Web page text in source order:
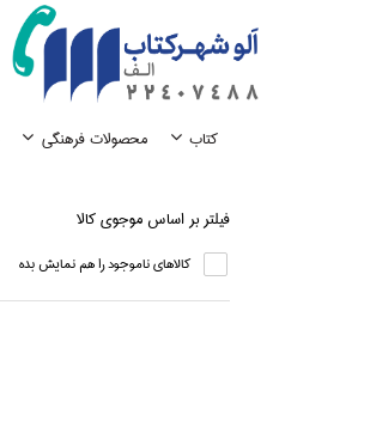
كتاب محصولات فرهنگي
فيلتر بر اساس موجوي كالا
كالاهاي ناموجود را هم نمايش بده